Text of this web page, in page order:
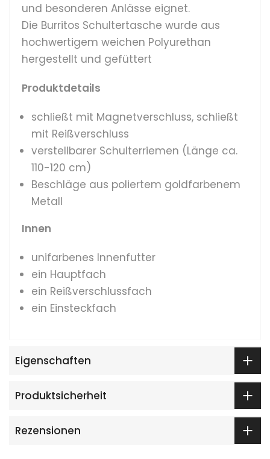
und besonderen Anlässe eignet.
Die Burritos Schultertasche wurde aus
hochwertigem weichen Polyurethan
hergestellt und gefüttert
Produktdetails
schließt mit Magnetverschluss, schließt
mit Reißverschluss
verstellbarer Schulterriemen (Länge ca.
110-120 cm)
Beschläge aus poliertem goldfarbenem
Metall
Innen
unifarbenes Innenfutter
ein Hauptfach
ein Reißverschlussfach
ein Einsteckfach
Eigenschaften
Produktsicherheit
Rezensionen